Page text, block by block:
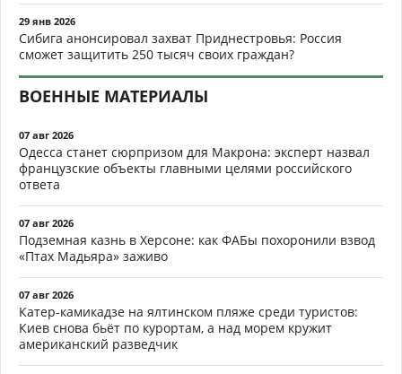
29 янв 2026
Сибига анонсировал захват Приднестровья: Россия
сможет защитить 250 тысяч своих граждан?
ВОЕННЫЕ МАТЕРИАЛЫ
07 авг 2026
Одесса станет сюрпризом для Макрона: эксперт назвал
французские объекты главными целями российского
ответа
07 авг 2026
Подземная казнь в Херсоне: как ФАБы похоронили взвод
«Птах Мадьяра» заживо
07 авг 2026
Катер-камикадзе на ялтинском пляже среди туристов:
Киев снова бьёт по курортам, а над морем кружит
американский разведчик